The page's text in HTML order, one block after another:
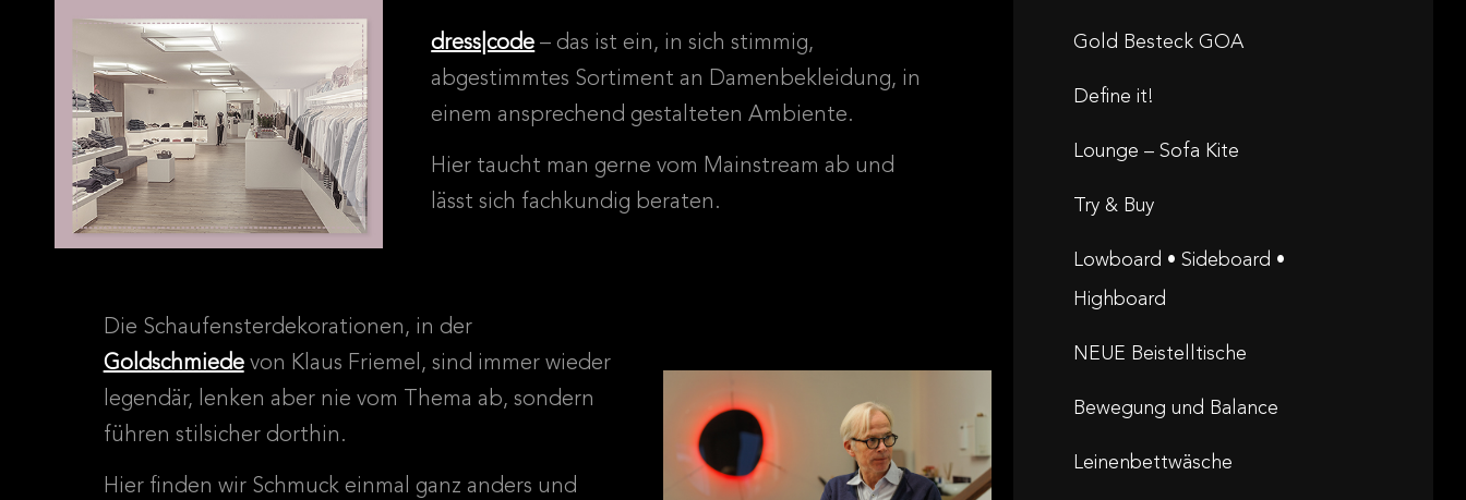
dress|code – das ist ein, in sich stimmig,
abgestimmtes Sortiment an Damenbekleidung, in
einem ansprechend gestalteten Ambiente.
Hier taucht man gerne vom Mainstream ab und
lässt sich fachkundig beraten.
Die Schaufensterdekorationen, in der
Goldschmiedevon Klaus Friemel, sind immer wieder
legendär, lenken aber nie vom Thema ab, sondern
führen stilsicher dorthin.
Hier finden wir Schmuck einmal ganz anders und
Gold Besteck GOA
Define it!
Lounge – Sofa Kite
Try & Buy
Lowboard • Sideboard •
Highboard
NEUE Beistelltische
Bewegung und Balance
Leinenbettwäsche